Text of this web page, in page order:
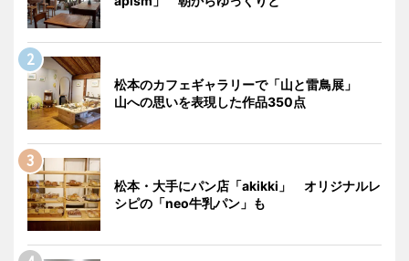
松本のカフェギャラリーで「山と雷鳥展」
山への思いを表現した作品350点
松本・大手にパン店「akikki」 オリジナルレ
シピの「neo牛乳パン」も